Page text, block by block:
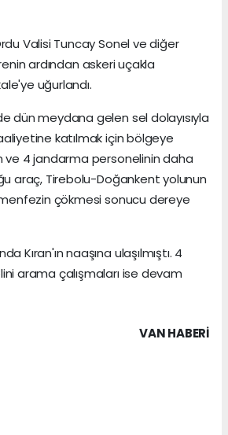
Valisi Tuncay Sonel ve diğer
ardından askeri uçakla
uğurlandı.
dün meydana gelen sel dolayısıyla
katılmak için bölgeye
ve 4 jandarma personelinin daha
araç, Tirebolu-Doğankent yolunun
çökmesi sonucu dereye
Kıran'ın naaşına ulaşılmıştı. 4
arama çalışmaları ise devam
VAN HABERİ